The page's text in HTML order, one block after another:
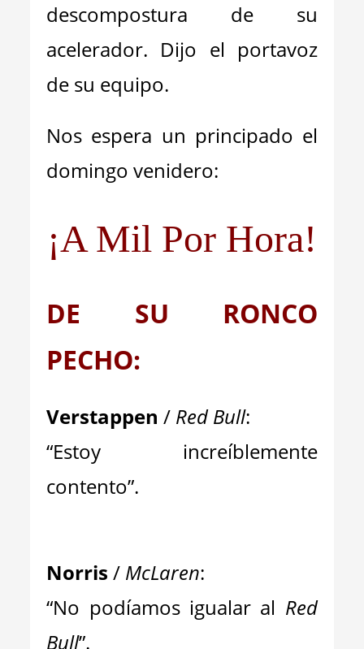
descompostura de su
acelerador. Dijo el portavoz
de su equipo.
Nos espera un principado el
domingo venidero:
¡A Mil Por Hora!
DE SU RONCO
PECHO:
Verstappen/ Red Bull:
“Estoy increíblemente
contento”.
Norris/ McLaren:
“No podíamos igualar al Red
Bull”.